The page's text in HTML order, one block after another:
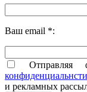
Ваш email *:
Отправляя
конфиденциальнсти
и рекламных